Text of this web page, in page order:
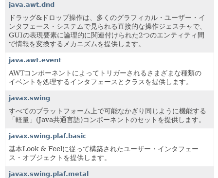
ヘルプ
java.awt.dnd
ドラッグ&ドロップ操作は、多くのグラフィカル・ユーザー・イ
ンタフェース・システムで見られる直接的な操作ジェスチャで、
GUIの表現要素に論理的に関連付けられた2つのエンティティ間
で情報を変換するメカニズムを提供します。
java.awt.event
AWTコンポーネントによってトリガーされるさまざまな種類の
イベントを処理するインタフェースとクラスを提供します。
javax.swing
すべてのプラットフォーム上で可能なかぎり同じように機能する
「軽量」(Java共通言語)コンポーネントのセットを提供します。
javax.swing.plaf.basic
基本Look & Feelに従って構築されたユーザー・インタフェー
ス・オブジェクトを提供します。
javax.swing.plaf.metal